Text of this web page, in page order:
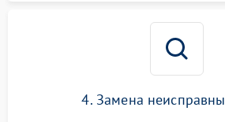
4. Замена